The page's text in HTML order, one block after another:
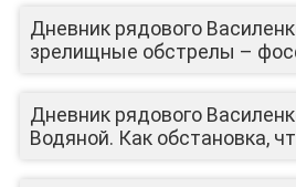
Дневник рядового
зрелищные обстрелы –
Дневник рядового
Водяной. Как обстановка,